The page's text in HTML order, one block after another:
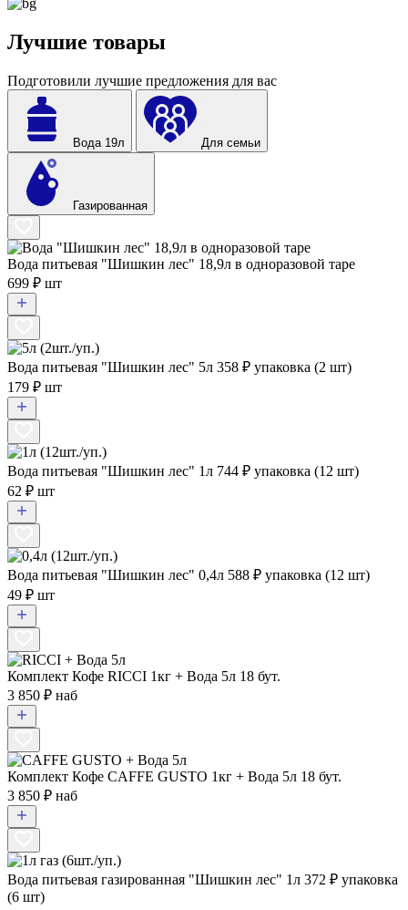
Лучшие товары
Подготовили лучшие предложения для вас
Вода 19л Для семьи
Газированная
Вода питьевая "Шишкин лес" 18,9л в одноразовой таре
699 ₽ шт
Вода питьевая "Шишкин лес" 5л 358 ₽ упаковка (2 шт)
179 ₽ шт
Вода питьевая "Шишкин лес" 1л 744 ₽ упаковка (12 шт)
62 ₽ шт
Вода питьевая "Шишкин лес" 0,4л 588 ₽ упаковка (12 шт)
49 ₽ шт
Комплект Кофе RICCI 1кг + Вода 5л 18 бут.
3 850 ₽ наб
Комплект Кофе CAFFE GUSTO 1кг + Вода 5л 18 бут.
3 850 ₽ наб
Вода питьевая газированная "Шишкин лес" 1л 372 ₽ упаковка
(6 шт)